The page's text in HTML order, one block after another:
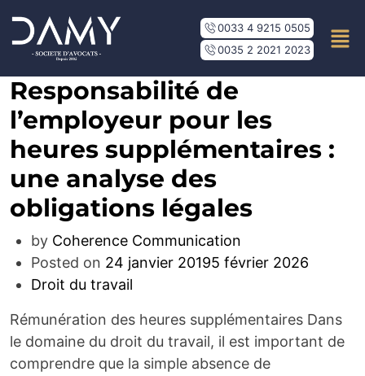
0033 4 9215 0505
0035 2 2021 2023
Responsabilité de
l’employeur pour les
heures supplémentaires :
une analyse des
obligations légales
by Coherence Communication
Posted on 24 janvier 20195 février 2026
Droit du travail
Rémunération des heures supplémentaires Dans
le domaine du droit du travail, il est important de
comprendre que la simple absence de